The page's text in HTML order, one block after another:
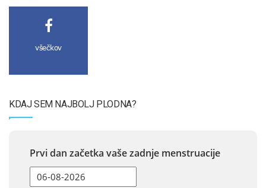
všečkov
KDAJ SEM NAJBOLJ PLODNA?
Prvi dan začetka vaše zadnje menstruacije